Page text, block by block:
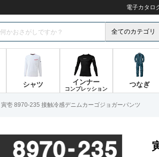
電子カタロ
シャツ インナー
コンプレッション
つなぎ
寅壱 8970-235 接触冷感デニムカーゴジョガーパンツ